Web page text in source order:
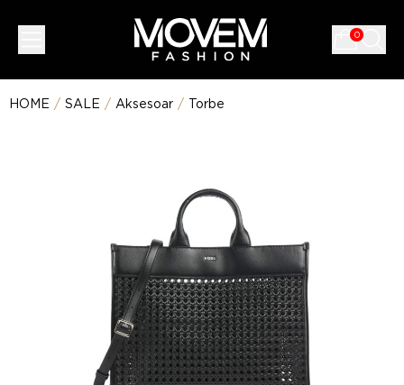
0
HOME / SALE / Aksesoar / Torbe